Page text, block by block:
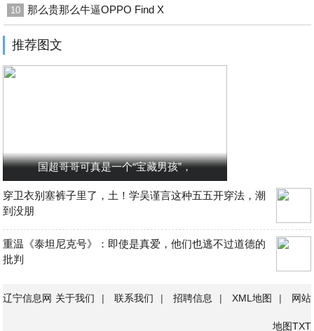
10 那么贵那么牛逼OPPO Find X
推荐图文
国超哥哥可真是一个“宝藏男孩”，
穿卫衣别塞裤子里了，土！学吴谨言这种五五开穿法，潮
到没朋
重温《泰坦尼克号》：即使是真爱，他们也逃不过道德的
批判
辽宁信息网 关于我们 | 联系我们 | 招聘信息 | XML地图 | 网站
地图TXT